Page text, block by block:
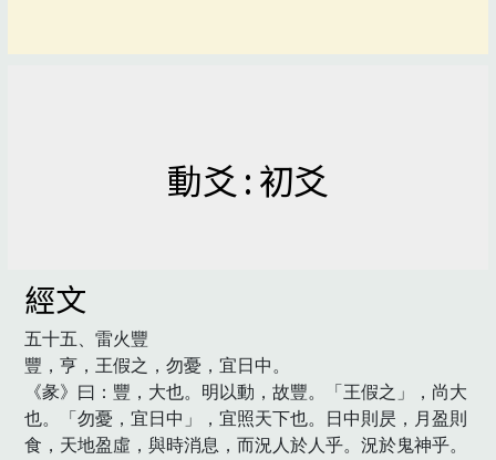
動爻 : 初爻
經文
五十五、雷火豐
豐，亨，王假之，勿憂，宜日中。
《彖》曰：豐，大也。明以動，故豐。「王假之」，尚大
也。「勿憂，宜日中」，宜照天下也。日中則昃，月盈則
食，天地盈虛，與時消息，而況人於人乎。況於鬼神乎。